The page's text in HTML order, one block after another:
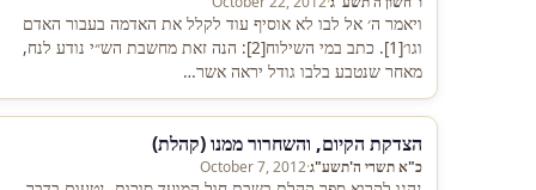
ויאמר ה׳ אל לבו לא אוסיף עוד לקלל את האדמה בעבור האדם
וגו׳[1]. כתב במי השילוח[2]: הנה זאת מחשבת הש״י נודע לנח,
מאחר שנטבע בלבו גודל יראה אשר…
הצדקת הקיום, והשחרור ממנו (קהלת)
כ"א תשרי ה'תשע"ג·
October 7, 2012